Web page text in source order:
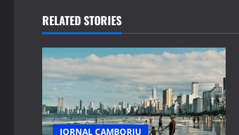
n
a
v
i
RELATED STORIES
JORNAL CAMBORIU